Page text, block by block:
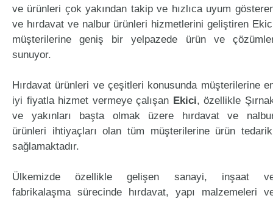
ve ürünleri çok yakından takip ve hızlıca uyum
ve hırdavat ve nalbur ürünleri hizmetlerini geliştiren
müşterilerine geniş bir yelpazede ürün ve
sunuyor.
Hırdavat ürünleri ve çeşitleri konusunda müşterilerine
iyi fiyatla hizmet vermeye çalışan Ekici, özellikle
ve yakınları başta olmak üzere hırdavat ve
ürünleri ihtiyaçları olan tüm müşterilerine ürün
sağlamaktadır.
Ülkemizde özellikle gelişen sanayi, inşaat
fabrikalaşma sürecinde hırdavat, yapı malzemeleri